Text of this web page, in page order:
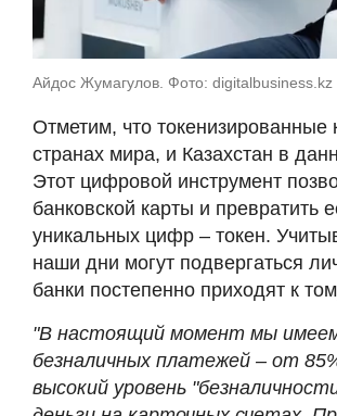
Айдос Жумагулов. Фото: digitalbusiness.kz
Отметим, что
странах мира, и Казахстан в
Этот цифровой инструмент
банковской карты и превратить
уникальных цифр – токен.
наши дни могут подвергаться
банки постепенно приходят к
"В настоящий момент мы
безналичных платежей – от
высокий уровень